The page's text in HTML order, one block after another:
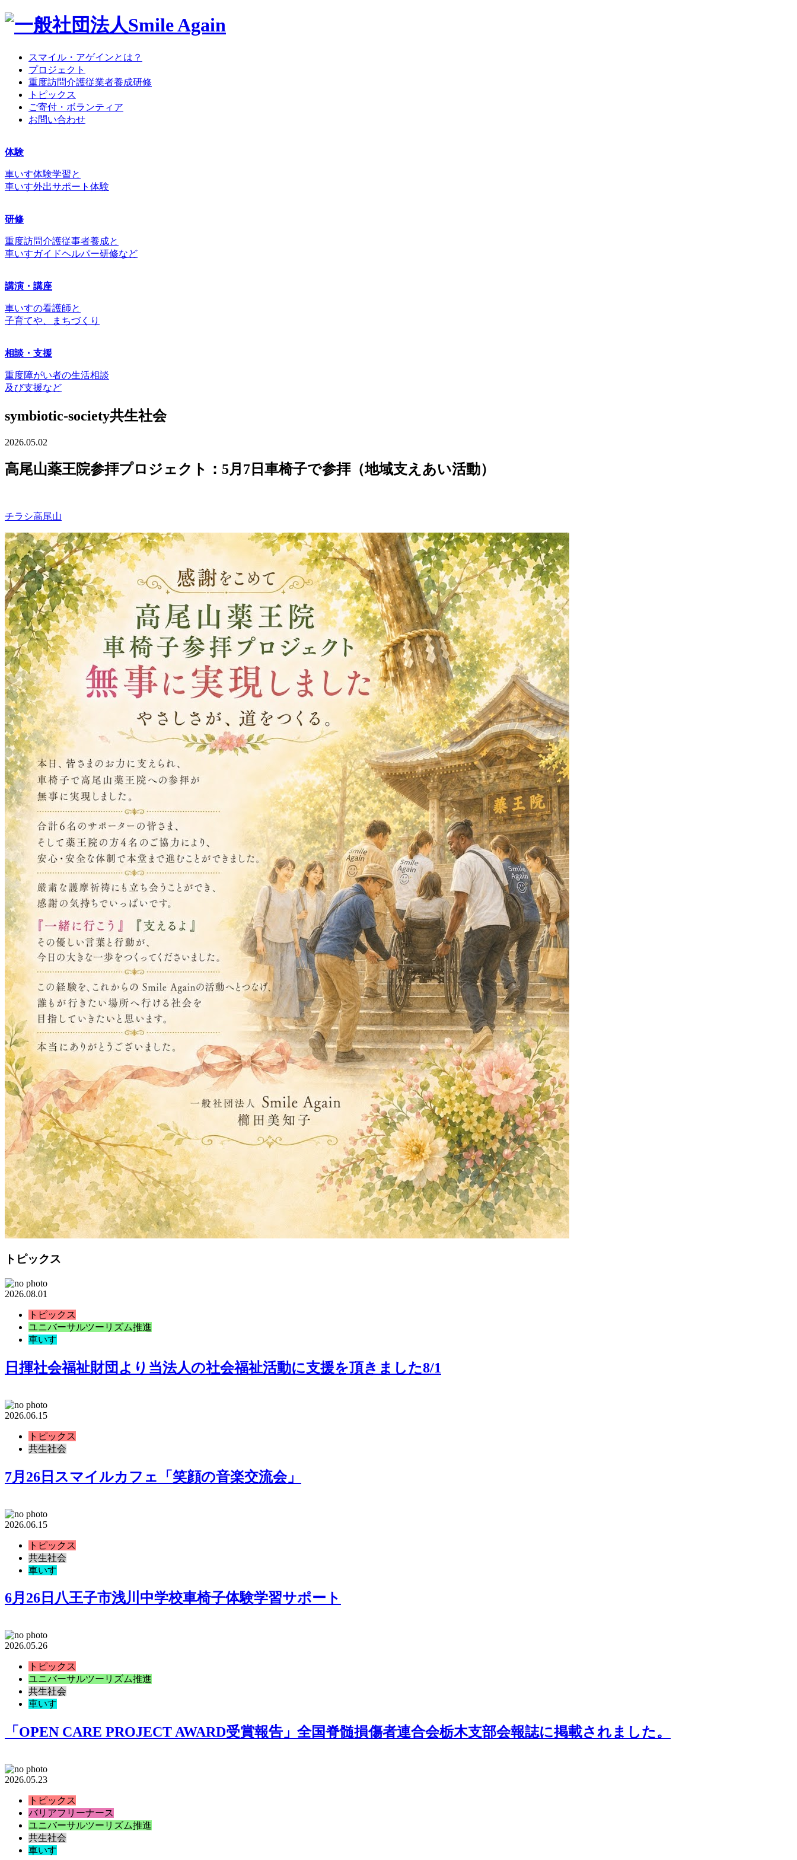
スマイル・アゲインとは？
プロジェクト
重度訪問介護従業者養成研修
トピックス
ご寄付・ボランティア
お問い合わせ
体験
車いす体験学習と
車いす外出サポート体験
研修
重度訪問介護従事者養成と
車いすガイドヘルパー研修など
講演・講座
車いすの看護師と
子育てや、まちづくり
相談・支援
重度障がい者の生活相談
及び支援など
symbiotic-society共生社会
2026.05.02
高尾山薬王院参拝プロジェクト：5月7日車椅子で参拝（地域支えあい活動）
チラシ高尾山
トピックス
2026.08.01
トピックス
ユニバーサルツーリズム推進
車いす
日揮社会福祉財団より当法人の社会福祉活動に支援を頂きました8/1
2026.06.15
トピックス
共生社会
7月26日スマイルカフェ「笑顔の音楽交流会」
2026.06.15
トピックス
共生社会
車いす
6月26日八王子市浅川中学校車椅子体験学習サポート
2026.05.26
トピックス
ユニバーサルツーリズム推進
共生社会
車いす
「OPEN CARE PROJECT AWARD受賞報告」全国脊髄損傷者連合会栃木支部会報誌に掲載されました。
2026.05.23
トピックス
バリアフリーナース
ユニバーサルツーリズム推進
共生社会
車いす